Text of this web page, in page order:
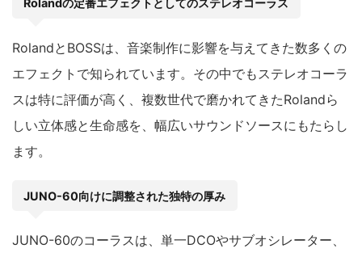
Rolandの定番エフェクトとしてのステレオコーラス
RolandとBOSSは、音楽制作に影響を与えてきた数多くの
エフェクトで知られています。その中でもステレオコーラ
スは特に評価が高く、複数世代で磨かれてきたRolandら
しい立体感と生命感を、幅広いサウンドソースにもたらし
ます。
JUNO-60向けに調整された独特の厚み
JUNO-60のコーラスは、単一DCOやサブオシレーター、